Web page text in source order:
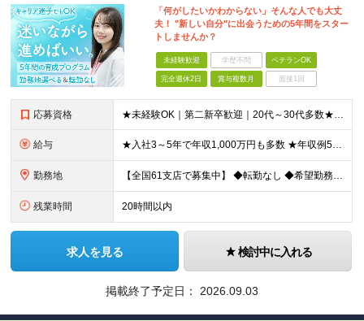
「何がしたいかわからない」そんな人でも大丈
夫！ "新しい自分"に出会うための5年間をスター
トしませんか？
未経験歓迎 学歴不問 ベテランOK
完全週休2日 賞与複数月 面接1回
応募資格 ★未経験OK｜第二新卒歓迎｜20代～30代多数★ ┗業界未経験者、営業未経験がほとんどです！ ★高卒以上 ━━━━━━━━ 育成前提の採用です！ ━━━━━━━━ 「稼ぎたい」「経営者になりたい」な
給与 ★入社3～5年で年収1,000万円も多数 ★年収例523万円／20代・2年目 月給24万4,094円～33万5,000円＋業績給＋賞与年2回（業績による） ※給与は配属エリアによって異なります ※
勤務地 【全国61支店で募集中】 ◆転勤なし ◆希望勤務地を選べる ◆U・Iターンも歓迎です ----- 契約期間中は転勤がありません。 お住まいの地域でキャリアを築くことができます！ ----- ■北海道／
残業時間 20時間以内
求人を見る 検討中に入れる
掲載終了予定日： 2026.09.03